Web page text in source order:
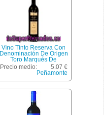
Vino Tinto Reserva Con
Denominación De Origen
Toro Marqués De
Peñamonte Botella De 75
Centilitros
Precio medio:
5.07 €
Peñamonte